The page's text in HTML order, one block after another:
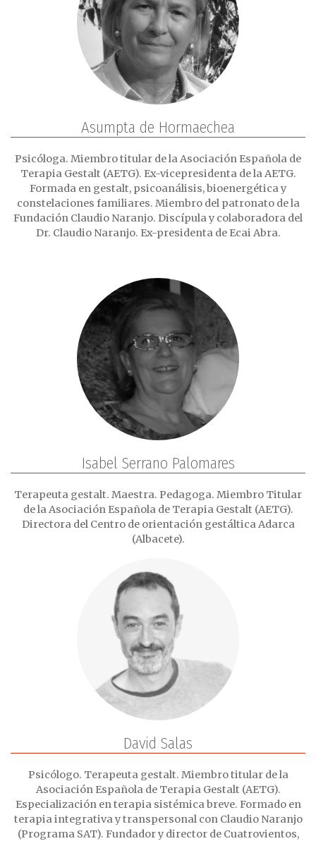
Asumpta de Hormaechea
Psicóloga. Miembro titular de la Asociación Española de
Terapia Gestalt (AETG). Ex-vicepresidenta de la AETG.
Formada en gestalt, psicoanálisis, bioenergética y
constelaciones familiares. Miembro del patronato de la
Fundación Claudio Naranjo. Discípula y colaboradora del
Dr. Claudio Naranjo. Ex-presidenta de Ecai Abra.
Isabel Serrano Palomares
Terapeuta gestalt. Maestra. Pedagoga. Miembro Titular
de la Asociación Española de Terapia Gestalt (AETG).
Directora del Centro de orientación gestáltica Adarca
(Albacete).
David Salas
Psicólogo. Terapeuta gestalt. Miembro titular de la
Asociación Española de Terapia Gestalt (AETG).
Especialización en terapia sistémica breve. Formado en
terapia integrativa y transpersonal con Claudio Naranjo
(Programa SAT). Fundador y director de Cuatrovientos,